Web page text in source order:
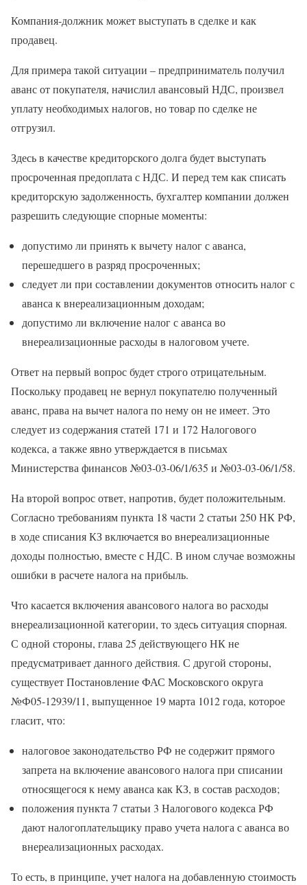
Компания-должник может выступать в сделке и как
продавец.
Для примера такой ситуации – предприниматель получил
аванс от покупателя, начислил авансовый НДС, произвел
уплату необходимых налогов, но товар по сделке не
отгрузил.
Здесь в качестве кредиторского долга будет выступать
просроченная предоплата с НДС. И перед тем как списать
кредиторскую задолженность, бухгалтер компании должен
разрешить следующие спорные моменты:
допустимо ли принять к вычету налог с аванса,
перешедшего в разряд просроченных;
следует ли при составлении документов относить налог с
аванса к внереализационным доходам;
допустимо ли включение налог с аванса во
внереализационные расходы в налоговом учете.
Ответ на первый вопрос будет строго отрицательным.
Поскольку продавец не вернул покупателю полученный
аванс, права на вычет налога по нему он не имеет. Это
следует из содержания статей 171 и 172 Налогового
кодекса, а также явно утверждается в письмах
Министерства финансов №03-03-06/1/635 и №03-03-06/1/58.
На второй вопрос ответ, напротив, будет положительным.
Согласно требованиям пункта 18 части 2 статьи 250 НК РФ,
в ходе списания КЗ включается во внереализационные
доходы полностью, вместе с НДС. В ином случае возможны
ошибки в расчете налога на прибыль.
Что касается включения авансового налога во расходы
внереализационной категории, то здесь ситуация спорная.
С одной стороны, глава 25 действующего НК не
предусматривает данного действия. С другой стороны,
существует Постановление ФАС Московского округа
№Ф05-12939/11, выпущенное 19 марта 1012 года, которое
гласит, что:
налоговое законодательство РФ не содержит прямого
запрета на включение авансового налога при списании
относящегося к нему аванса как КЗ, в состав расходов;
положения пункта 7 статьи 3 Налогового кодекса РФ
дают налогоплательщику право учета налога с аванса во
внереализационных расходах.
То есть, в принципе, учет налога на добавленную стоимость